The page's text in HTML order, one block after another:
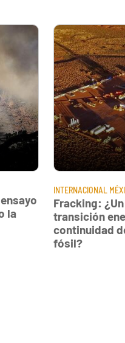
la
INTERNACIONAL
Fracking:
transición
continuidad
fósil?